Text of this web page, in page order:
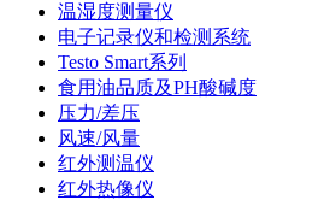
温湿度测量仪
电子记录仪和检测系统
Testo Smart系列
食用油品质及PH酸碱度
压力/差压
风速/风量
红外测温仪
红外热像仪